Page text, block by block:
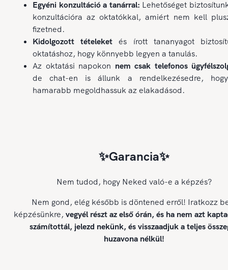
Egyéni konzultáció a tanárral: Lehetőséget
konzultációra az oktatókkal, amiért nem kell
fizetned.
Kidolgozott tételeket és írott tananyagot
oktatáshoz, hogy könnyebb legyen a tanulás.
Az oktatási napokon nem csak telefonos
de chat-en is állunk a rendelkezésedre,
hamarabb megoldhassuk az elakadásod.
✨Garancia✨
Nem tudod, hogy Neked való-e a képzés?
Nem gond, elég később is döntened erről! Iratkozz
képzésünkre, vegyél részt az első órán, és ha nem azt
számítottál, jelezd nekünk, és visszaadjuk a teljes
huzavona nélkül!